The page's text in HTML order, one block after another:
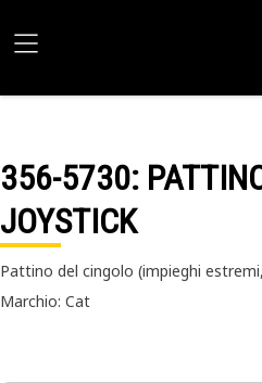
356-5730:
JOYSTICK
Pattino del cingolo (impieghi
Marchio: Cat